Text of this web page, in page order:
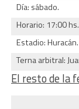
Día: sábado.
Horario: 17:00 hs.
Estadio: Huracán.
Terna arbitral:
El resto de la